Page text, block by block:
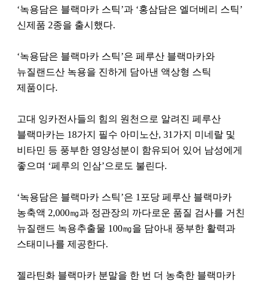
‘녹용담은 블랙마카 스틱’과 ‘홍삼담은 엘더베리 스틱’
신제품 2종을 출시했다.
‘녹용담은 블랙마카 스틱’은 페루산 블랙마카와
뉴질랜드산 녹용을 진하게 담아낸 액상형 스틱
제품이다.
고대 잉카전사들의 힘의 원천으로 알려진 페루산
블랙마카는 18가지 필수 아미노산, 31가지 미네랄 및
비타민 등 풍부한 영양성분이 함유되어 있어 남성에게
좋으며 ‘페루의 인삼’으로도 불린다.
‘녹용담은 블랙마카 스틱’은 1포당 페루산 블랙마카
농축액 2,000㎎과 정관장의 까다로운 품질 검사를 거친
뉴질랜드 녹용추출물 100㎎을 담아내 풍부한 활력과
스태미나를 제공한다.
젤라틴화 블랙마카 분말을 한 번 더 농축한 블랙마카